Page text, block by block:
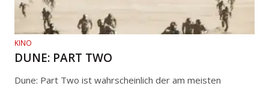
KINO
DUNE: PART TWO
Dune: Part Two ist wahrscheinlich der am meisten